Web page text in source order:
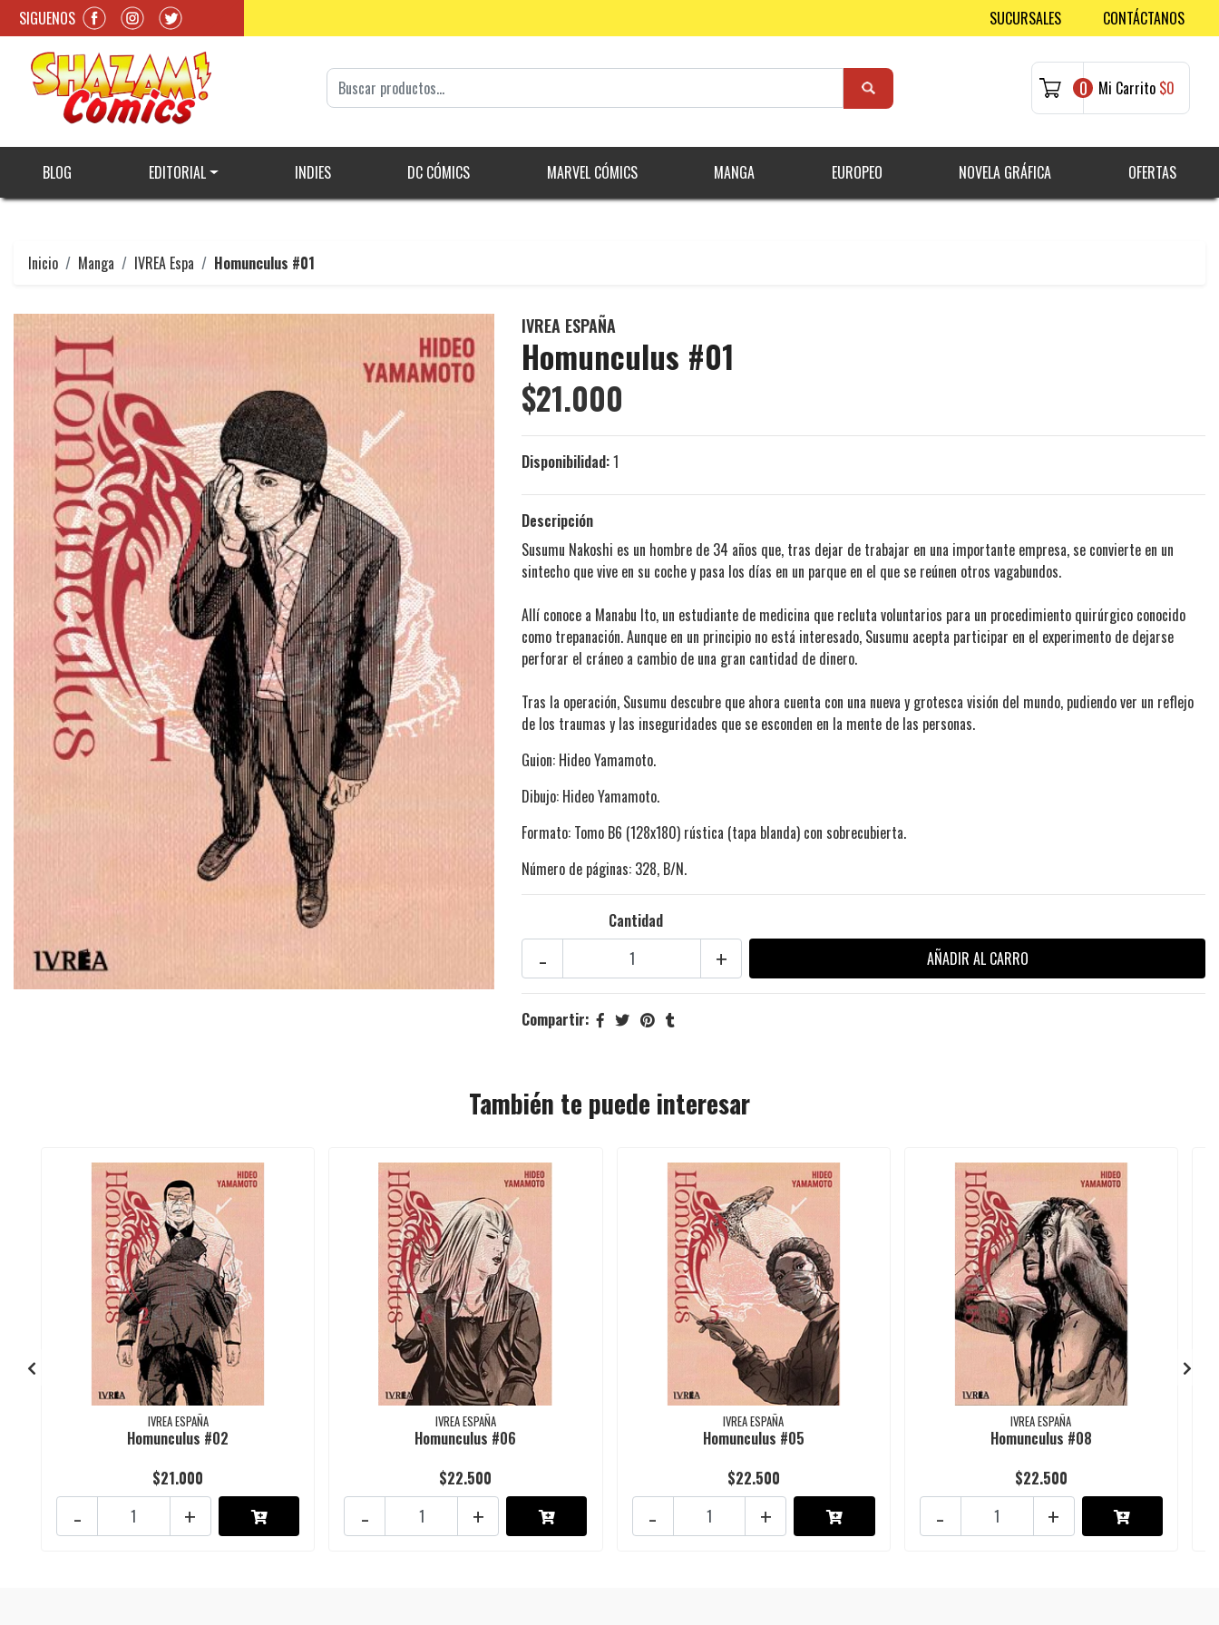
SIGUENOS SUCURSALES CONTÁCTANOS
0 Mi Carrito $0
BLOG EDITORIAL INDIES DC CÓMICS MARVEL CÓMICS MANGA EUROPEO NOVELA GRÁFICA OFERTAS
Inicio Manga IVREA Espa Homunculus #01
IVREA ESPAÑA
Homunculus #01
$21.000
Disponibilidad:1
Descripción
Susumu Nakoshi es un hombre de 34 años que, tras dejar de trabajar en una importante empresa, se convierte en un
sintecho que vive en su coche y pasa los días en un parque en el que se reúnen otros vagabundos.
Allí conoce a Manabu Ito, un estudiante de medicina que recluta voluntarios para un procedimiento quirúrgico conocido
como trepanación. Aunque en un principio no está interesado, Susumu acepta participar en el experimento de dejarse
perforar el cráneo a cambio de una gran cantidad de dinero.
Tras la operación, Susumu descubre que ahora cuenta con una nueva y grotesca visión del mundo, pudiendo ver un reflejo
de los traumas y las inseguridades que se esconden en la mente de las personas.
Guion: Hideo Yamamoto.
Dibujo: Hideo Yamamoto.
Formato: Tomo B6 (128x180) rústica (tapa blanda) con sobrecubierta.
Número de páginas: 328, B/N.
Cantidad
+
-
Compartir:
También te puede interesar
IVREA ESPAÑA
Homunculus #02
$21.000
+
-
IVREA ESPAÑA
Homunculus #06
$22.500
+
-
IVREA ESPAÑA
Homunculus #05
$22.500
+
-
IVREA ESPAÑA
Homunculus #08
$22.500
+
-